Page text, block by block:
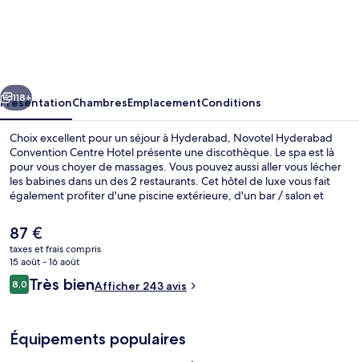
Hotel
Suivant
118+
PrésentationChambresEmplacementConditions
Choix excellent pour un séjour à Hyderabad, Novotel Hyderabad
Convention Centre Hotel présente une discothèque. Le spa est là
pour vous choyer de massages. Vous pouvez aussi aller vous lécher
les babines dans un des 2 restaurants. Cet hôtel de luxe vous fait
également profiter d'une piscine extérieure, d'un bar / salon et
Le
prix
actuel
est
de
87 €
taxes et frais compris
15 août - 16 août
Avis
voyageurs
8,08,0 sur 10
Très bienAfficher 243 avis
Équipements populaires